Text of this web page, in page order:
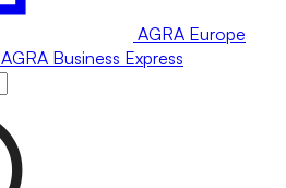
AGRA Europe
AGRA Business Express